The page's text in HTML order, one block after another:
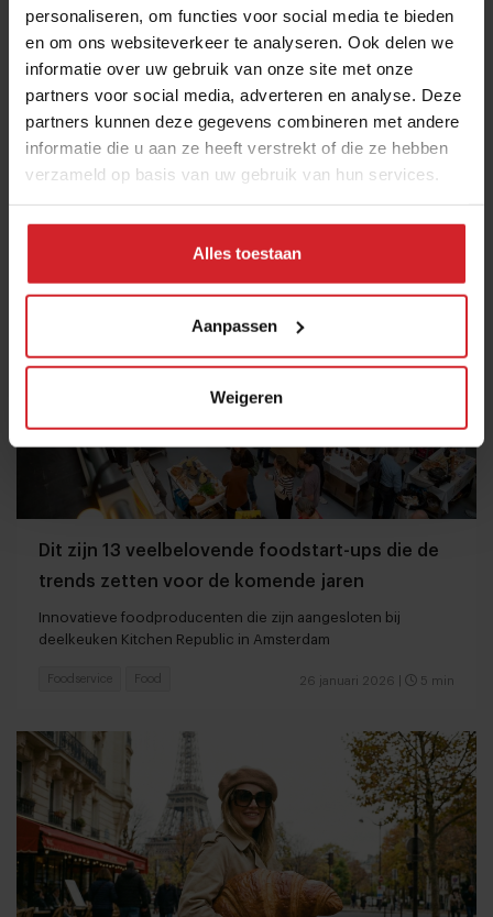
personaliseren, om functies voor social media te bieden
en om ons websiteverkeer te analyseren. Ook delen we
informatie over uw gebruik van onze site met onze
partners voor social media, adverteren en analyse. Deze
partners kunnen deze gegevens combineren met andere
informatie die u aan ze heeft verstrekt of die ze hebben
verzameld op basis van uw gebruik van hun services.
Alles toestaan
Aanpassen
Weigeren
Chantelle Nicholson: 's werelds beste
vrouwelijke groentechef van het jaar
"Bij Apricity in Londen zijn boeren en leveranciers onze
27 januari 2026 | 8 min
Gastronomie Chefs
Dit zijn 13 veelbelovende foodstart-ups die de
trends zetten voor de komende jaren
Innovatieve foodproducenten die zijn aangesloten bij
deelkeuken Kitchen Republic in Amsterdam
26 januari 2026 5 min
Foodservice Food